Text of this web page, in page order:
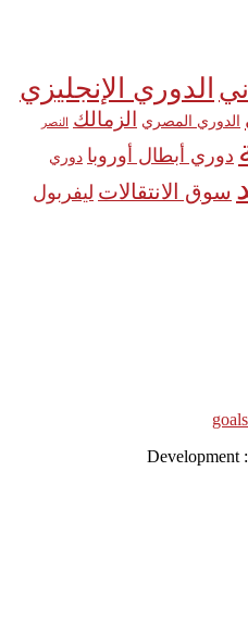
الدوري الإنجليزي
الدوري المصري الزمالك النصر
دوري أبطال أوروبا دوري
سوق الانتقالات ليفربول
Development :